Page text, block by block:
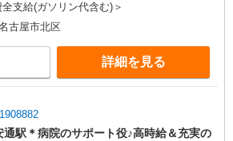
支給(ガソリン代含む)＞
古屋市北区
詳細を見る
通駅＊病院のサポート役♪高時給＆充実の